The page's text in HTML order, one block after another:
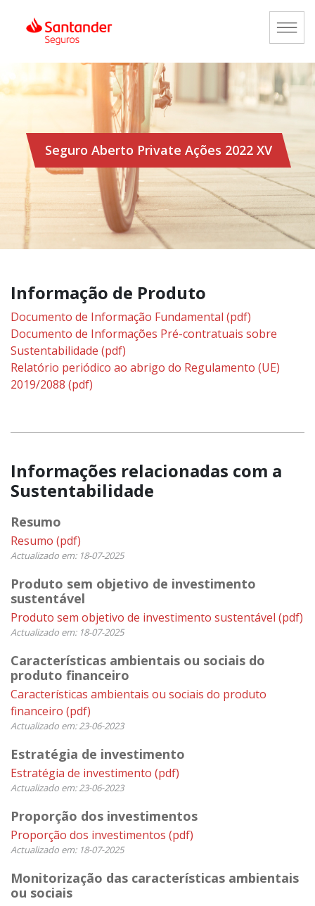
Seguro Aberto Private Ações 2022 XV
Informação de Produto
Documento de Informação Fundamental (pdf)
Documento de Informações Pré-contratuais sobre
Sustentabilidade (pdf)
Relatório periódico ao abrigo do Regulamento (UE)
2019/2088 (pdf)
Informações relacionadas com a
Sustentabilidade
Resumo
Resumo (pdf)
Actualizado em: 18-07-2025
Produto sem objetivo de investimento
sustentável
Produto sem objetivo de investimento sustentável (pdf)
Actualizado em: 18-07-2025
Características ambientais ou sociais do
produto financeiro
Características ambientais ou sociais do produto
financeiro (pdf)
Actualizado em: 23-06-2023
Estratégia de investimento
Estratégia de investimento (pdf)
Actualizado em: 23-06-2023
Proporção dos investimentos
Proporção dos investimentos (pdf)
Actualizado em: 18-07-2025
Monitorização das características ambientais
ou sociais